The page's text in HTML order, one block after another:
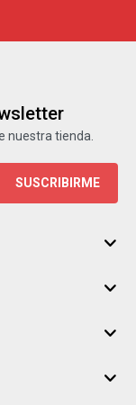
nuestra tienda.
SUSCRIBIRME